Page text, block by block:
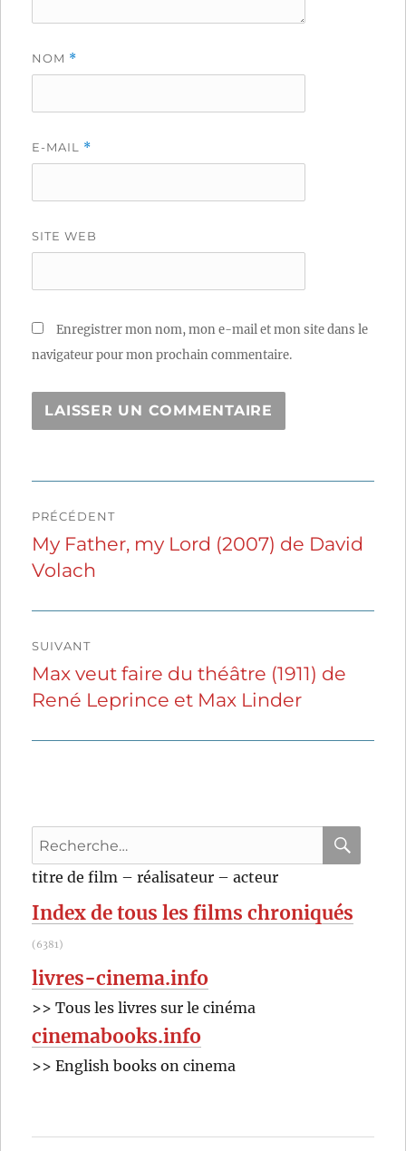
NOM *
E-MAIL *
SITE WEB
Enregistrer mon nom, mon e-mail et mon site dans le
navigateur pour mon prochain commentaire.
de
l’article
PRÉCÉDENT
Publication
précédente :
My Father, my Lord (2007) de David
Volach
SUIVANT
Publication
suivante :
Max veut faire du théâtre (1911) de
René Leprince et Max Linder
Recherche
pour
:
titre de film – réalisateur – acteur
Index de tous les films chroniqués
(6381)
livres-cinema.info
>> Tous les livres sur le cinéma
cinemabooks.info
>> English books on cinema